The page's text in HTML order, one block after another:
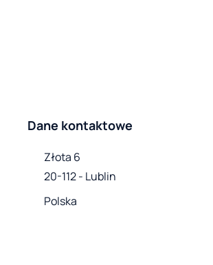
Dane kontaktowe
Złota 6
20-112 - Lublin
Polska